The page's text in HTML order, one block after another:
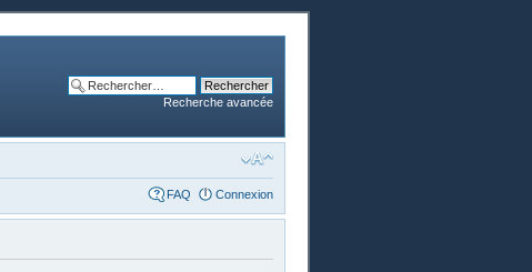
Recherche avancée
FAQ Connexion